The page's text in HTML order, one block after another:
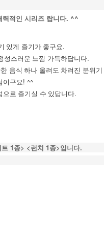
력적인 시리즈 랍니다. ^^
있게 즐기가 좋구요.
성스러운 느낌 가득하답니다.
음식 하나 올려도 차려진 분위기
이구요! ^^
로 즐기실 수 있답니다.
1종> <런치 1종>입니다.